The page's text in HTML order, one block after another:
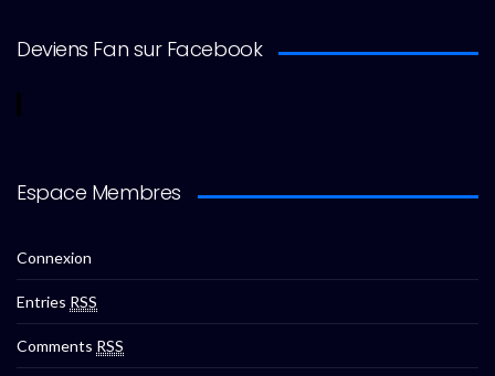
Deviens Fan sur Facebook
Espace Membres
Connexion
Entries RSS
Comments RSS